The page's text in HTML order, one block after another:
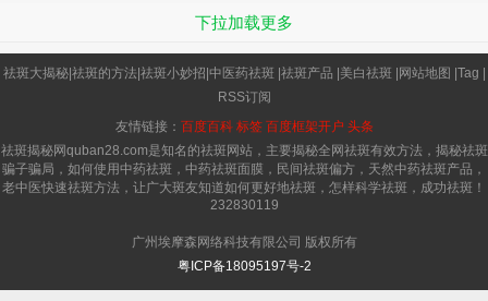
下拉加载更多
祛斑大揭秘|祛斑的方法|祛斑小妙招|中医药祛斑 |祛斑产品 |美白祛斑 |网站地图 |Tag |
RSS订阅
友情链接： 百度百科 标签 百度框架开户 头条
祛斑揭秘网quban28.com是知名的祛斑网站，主要揭秘全网祛斑有效方法，揭秘祛斑
骗子骗局，如何使用中药祛斑，中药祛斑面膜，民间祛斑偏方，天然中药祛斑产品，
老中医快速祛斑方法，让广大斑友知道如何更好地祛斑，怎样科学祛斑，成功祛斑！
232830119
广州埃摩森网络科技有限公司 版权所有
粤ICP备18095197号-2